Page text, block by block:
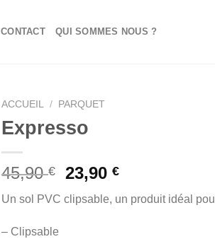
CONTACT QUI SOMMES NOUS ?
ACCUEIL / PARQUET
Expresso
45,90€ 23,90€
Un sol PVC clipsable, un produit idéal
– Clipsable